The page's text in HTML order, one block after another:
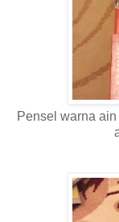
Pensel warna